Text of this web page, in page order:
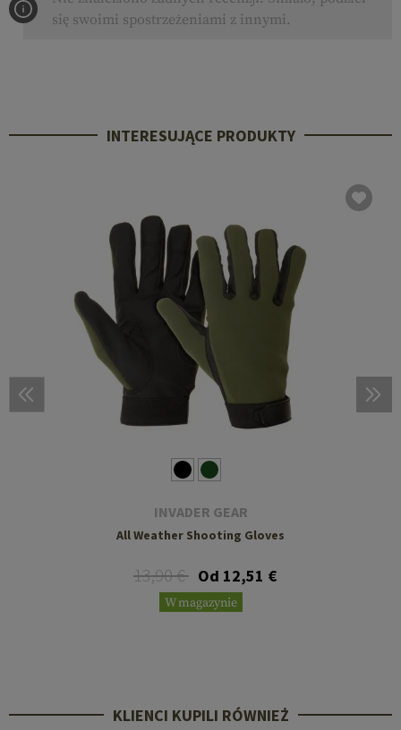
się swoimi spostrzeżeniami z innymi.
INTERESUJĄCE PRODUKTY
INVADER GEAR
All Weather Shooting Gloves
13,90 € Od 12,51 €
W magazynie
KLIENCI KUPILI RÓWNIEŻ